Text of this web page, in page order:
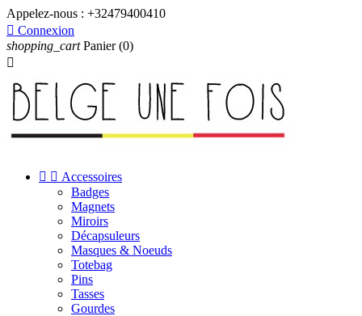
Appelez-nous : +32479400410
 Connexion
shopping_cart Panier (0)

  Accessoires
Badges
Magnets
Miroirs
Décapsuleurs
Masques & Noeuds
Totebag
Pins
Tasses
Gourdes